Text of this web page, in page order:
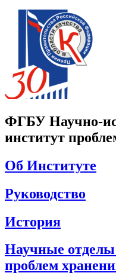
ФГБУ Научно-
институт
Об Институте
Руководство
История
Научные
проблем